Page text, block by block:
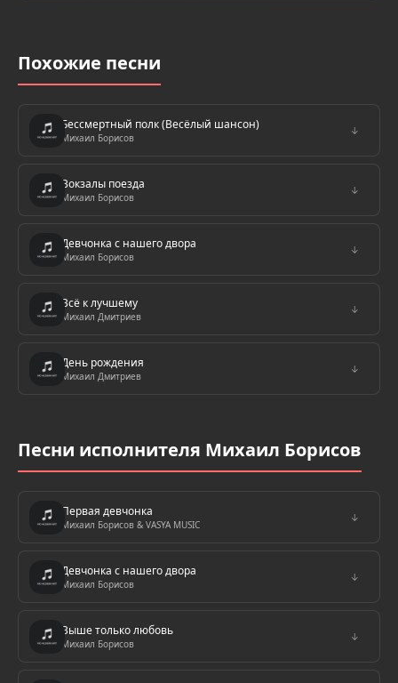
Похожие песни
Бессмертный полк (Весёлый шансон)
Михаил Борисов
↓
Вокзалы поезда
Михаил Борисов
↓
Девчонка с нашего двора
Михаил Борисов
↓
Всё к лучшему
Михаил Дмитриев
↓
День рождения
Михаил Дмитриев
↓
Песни исполнителя Михаил Борисов
Первая девчонка
Михаил Борисов & VASYA MUSIC
↓
Девчонка с нашего двора
Михаил Борисов
↓
Выше только любовь
Михаил Борисов
↓